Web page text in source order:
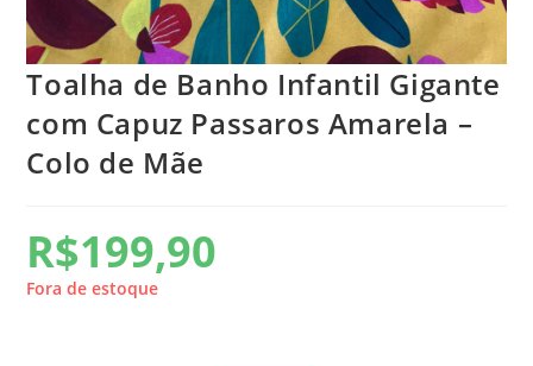
Toalha de Banho Infantil Gigante
com Capuz Passaros Amarela –
Colo de Mãe
R$199,90
Fora de estoque